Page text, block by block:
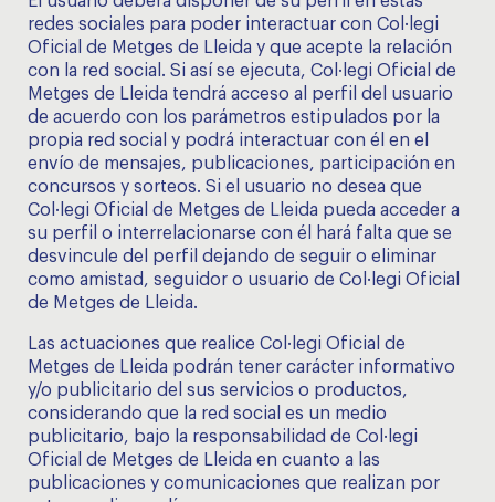
redes sociales para poder interactuar con Col·legi
Oficial de Metges de Lleida y que acepte la relación
con la red social. Si así se ejecuta, Col·legi Oficial de
Metges de Lleida tendrá acceso al perfil del usuario
de acuerdo con los parámetros estipulados por la
propia red social y podrá interactuar con él en el
envío de mensajes, publicaciones, participación en
concursos y sorteos. Si el usuario no desea que
Col·legi Oficial de Metges de Lleida pueda acceder a
su perfil o interrelacionarse con él hará falta que se
desvincule del perfil dejando de seguir o eliminar
como amistad, seguidor o usuario de Col·legi Oficial
de Metges de Lleida.
Las actuaciones que realice Col·legi Oficial de
Metges de Lleida podrán tener carácter informativo
y/o publicitario del sus servicios o productos,
considerando que la red social es un medio
publicitario, bajo la responsabilidad de Col·legi
Oficial de Metges de Lleida en cuanto a las
publicaciones y comunicaciones que realizan por